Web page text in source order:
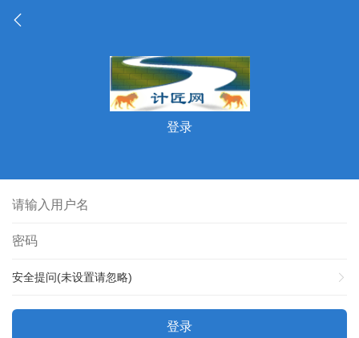
登录
安全提问(未设置请忽略)
登录